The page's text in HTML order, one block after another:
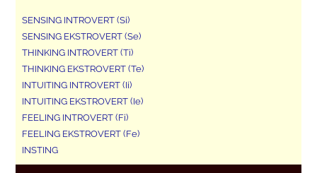
SENSING INTROVERT (Si)
SENSING EKSTROVERT (Se)
THINKING INTROVERT (Ti)
THINKING EKSTROVERT (Te)
INTUITING INTROVERT (Ii)
INTUITING EKSTROVERT (Ie)
FEELING INTROVERT (Fi)
FEELING EKSTROVERT (Fe)
INSTING